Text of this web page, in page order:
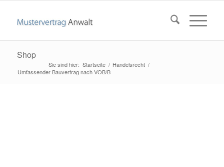
Shop
Startseite / Handelsrecht /
Umfassender Bauvertrag nach VOB/B